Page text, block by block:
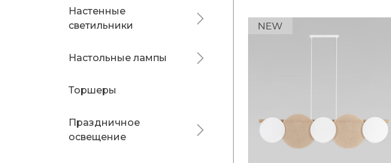
Настенные
светильники
Настольные лампы
Торшеры
Праздничное
освещение